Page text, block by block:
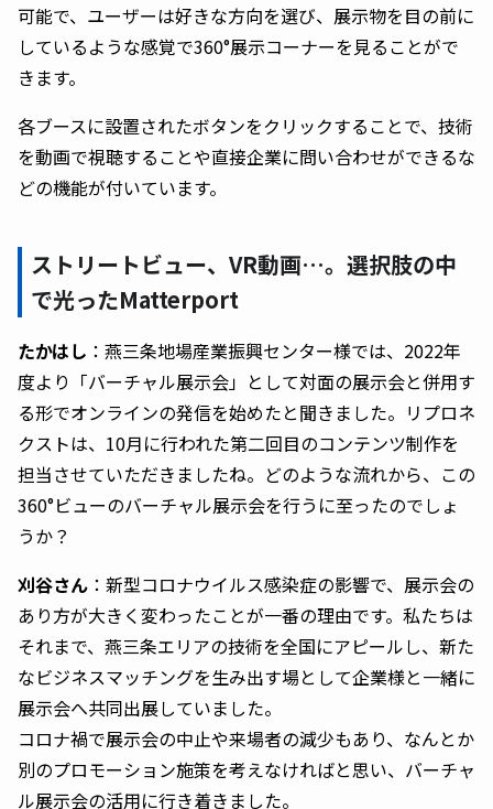
可能で、ユーザーは好きな方向を選び、展示物を目の前に
しているような感覚で360°展示コーナーを見ることがで
きます。
各ブースに設置されたボタンをクリックすることで、技術
を動画で視聴することや直接企業に問い合わせができるな
どの機能が付いています。
ストリートビュー、VR動画…。選択肢の中
で光ったMatterport
たかはし ：燕三条地場産業振興センター様では、2022年
度より「バーチャル展示会」として対面の展示会と併用す
る形でオンラインの発信を始めたと聞きました。リプロネ
クストは、10月に行われた第二回目のコンテンツ制作を
担当させていただきましたね。どのような流れから、この
360°ビューのバーチャル展示会を行うに至ったのでしょ
うか？
刈谷さん ：新型コロナウイルス感染症の影響で、展示会の
あり方が大きく変わったことが一番の理由です。私たちは
それまで、燕三条エリアの技術を全国にアピールし、新た
なビジネスマッチングを生み出す場として企業様と一緒に
展示会へ共同出展していました。
コロナ禍で展示会の中止や来場者の減少もあり、なんとか
別のプロモーション施策を考えなければと思い、バーチャ
ル展示会の活用に行き着きました。